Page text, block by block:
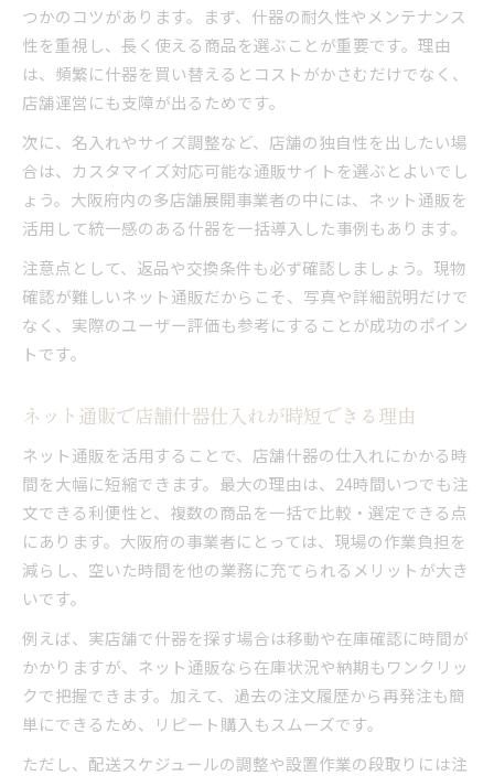
つかのコツがあります。まず、什器の耐久性やメンテナンス
性を重視し、長く使える商品を選ぶことが重要です。理由
は、頻繁に什器を買い替えるとコストがかさむだけでなく、
店舗運営にも支障が出るためです。
次に、名入れやサイズ調整など、店舗の独自性を出したい場
合は、カスタマイズ対応可能な通販サイトを選ぶとよいでし
ょう。大阪府内の多店舗展開事業者の中には、ネット通販を
活用して統一感のある什器を一括導入した事例もあります。
注意点として、返品や交換条件も必ず確認しましょう。現物
確認が難しいネット通販だからこそ、写真や詳細説明だけで
なく、実際のユーザー評価も参考にすることが成功のポイン
トです。
ネット通販で店舗什器仕入れが時短できる理由
ネット通販を活用することで、店舗什器の仕入れにかかる時
間を大幅に短縮できます。最大の理由は、24時間いつでも注
文できる利便性と、複数の商品を一括で比較・選定できる点
にあります。大阪府の事業者にとっては、現場の作業負担を
減らし、空いた時間を他の業務に充てられるメリットが大き
いです。
例えば、実店舗で什器を探す場合は移動や在庫確認に時間が
かかりますが、ネット通販なら在庫状況や納期もワンクリッ
クで把握できます。加えて、過去の注文履歴から再発注も簡
単にできるため、リピート購入もスムーズです。
ただし、配送スケジュールの調整や設置作業の段取りには注